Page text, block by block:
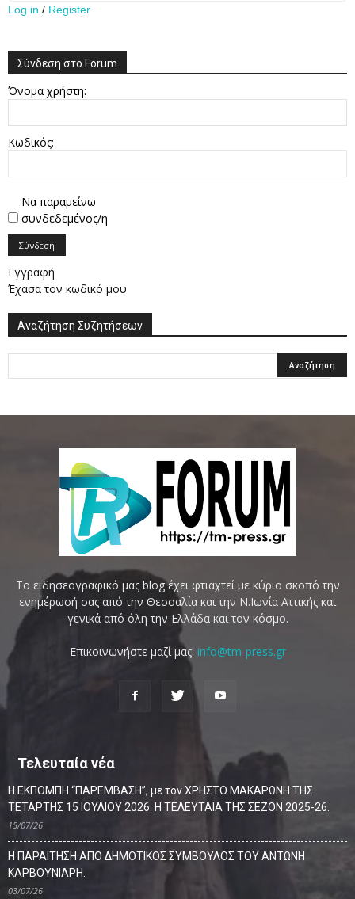
Log in / Register
Σύνδεση στο Forum
Όνομα χρήστη:
Κωδικός:
Να παραμείνω
συνδεδεμένος/η
Σύνδεση
Εγγραφή
Έχασα τον κωδικό μου
Αναζήτηση Συζητήσεων
Το ειδησεογραφικό μας blog έχει φτιαχτεί με κύριο σκοπό την
ενημέρωσή σας από την Θεσσαλία και την Ν.Ιωνία Αττικής και
γενικά από όλη την Ελλάδα και τον κόσμο.
Επικοινωνήστε μαζί μας: info@tm-press.gr
Τελευταία νέα
Η ΕΚΠΟΜΠΗ “ΠΑΡΕΜΒΑΣΗ”, με τον ΧΡΗΣΤΟ ΜΑΚΑΡΩΝΗ ΤΗΣ
ΤΕΤΑΡΤΗΣ 15 ΙΟΥΛΙΟΥ 2026. Η ΤΕΛΕΥΤΑΙΑ ΤΗΣ ΣΕΖΟΝ 2025-26.
15/07/26
Η ΠΑΡΑΙΤΗΣΗ ΑΠΟ ΔΗΜΟΤΙΚΟΣ ΣΥΜΒΟΥΛΟΣ ΤΟΥ ΑΝΤΩΝΗ
ΚΑΡΒΟΥΝΙΑΡΗ.
03/07/26